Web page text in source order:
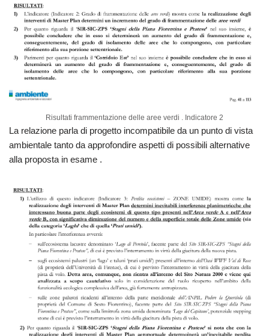
Risultati frammentazione delle aree verdi . Indicatore 2
La relazione parla di progetto incompatibile da un punto di vista
ambientale tanto da approfondire aspetti di possibili alternative
alla proposta in esame .